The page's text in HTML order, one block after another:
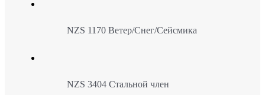
NZS 1170 Ветер/Снег/Сейсмика
NZS 3404 Стальной член